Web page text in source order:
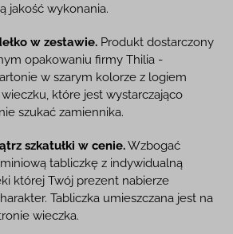
jakość wykonania.
w zestawie.Produkt dostarczony
opakowaniu firmy Thilia -
w szarym kolorze z logiem
które jest wystarczająco
szukać zamiennika.
szkatułki w cenie.Wzbogać
tabliczkę z indywidualną
której Twój prezent nabierze
Tabliczka umieszczana jest na
wieczka.